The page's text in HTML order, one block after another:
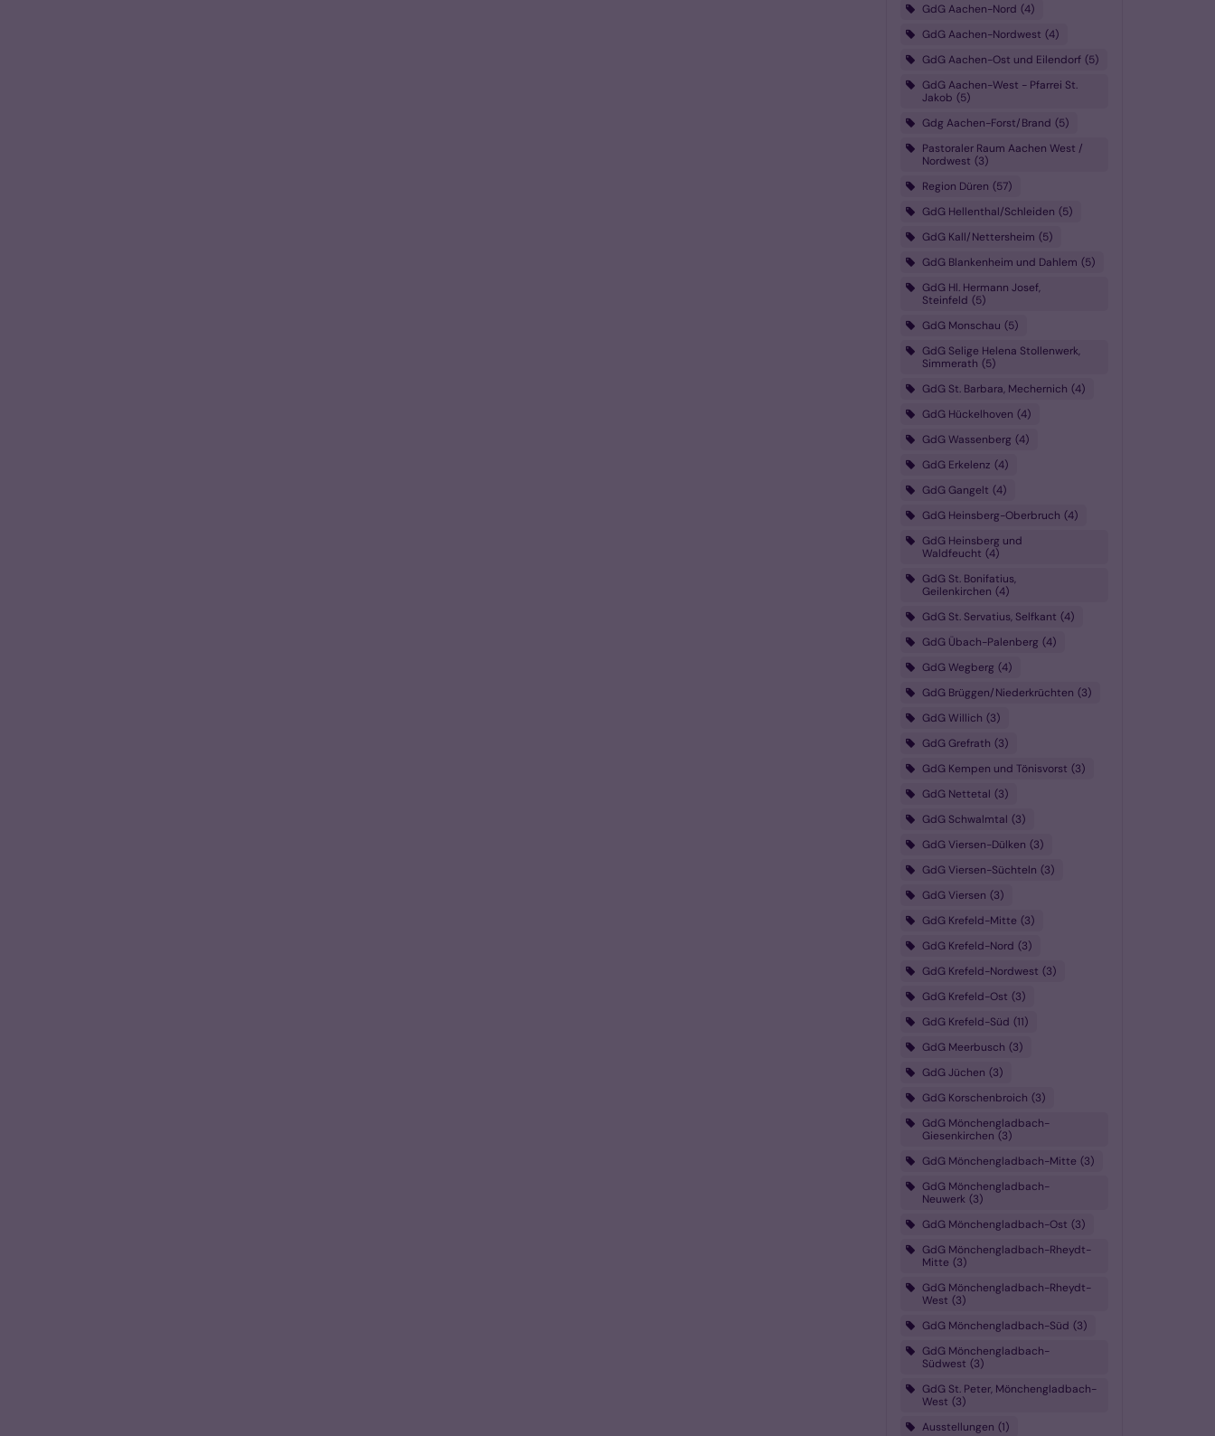
GdG Aachen-Nord 4
GdG Aachen-Nordwest 4
GdG Aachen-Ost und Eilendorf 5
GdG Aachen-West - Pfarrei St.
Jakob 5
Gdg Aachen-Forst/Brand 5
Pastoraler Raum Aachen West /
Nordwest 3
Region Düren 57
GdG Hellenthal/Schleiden 5
GdG Kall/Nettersheim 5
GdG Blankenheim und Dahlem 5
GdG Hl. Hermann Josef,
Steinfeld 5
GdG Monschau 5
GdG Selige Helena Stollenwerk,
Simmerath 5
GdG St. Barbara, Mechernich 4
GdG Hückelhoven 4
GdG Wassenberg 4
GdG Erkelenz 4
GdG Gangelt 4
GdG Heinsberg-Oberbruch 4
GdG Heinsberg und
Waldfeucht 4
GdG St. Bonifatius,
Geilenkirchen 4
GdG St. Servatius, Selfkant 4
GdG Übach-Palenberg 4
GdG Wegberg 4
GdG Brüggen/Niederkrüchten 3
GdG Willich 3
GdG Grefrath 3
GdG Kempen und Tönisvorst 3
GdG Nettetal 3
GdG Schwalmtal 3
GdG Viersen-Dülken 3
GdG Viersen-Süchteln 3
GdG Viersen 3
GdG Krefeld-Mitte 3
GdG Krefeld-Nord 3
GdG Krefeld-Nordwest 3
GdG Krefeld-Ost 3
GdG Krefeld-Süd 11
GdG Meerbusch 3
GdG Jüchen 3
GdG Korschenbroich 3
GdG Mönchengladbach-
Giesenkirchen 3
GdG Mönchengladbach-Mitte 3
GdG Mönchengladbach-
Neuwerk 3
GdG Mönchengladbach-Ost 3
GdG Mönchengladbach-Rheydt-
Mitte 3
GdG Mönchengladbach-Rheydt-
West 3
GdG Mönchengladbach-Süd 3
GdG Mönchengladbach-
Südwest 3
GdG St. Peter, Mönchengladbach-
West 3
Ausstellungen 1